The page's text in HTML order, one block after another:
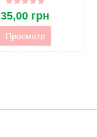
35,00 грн
Просмотр